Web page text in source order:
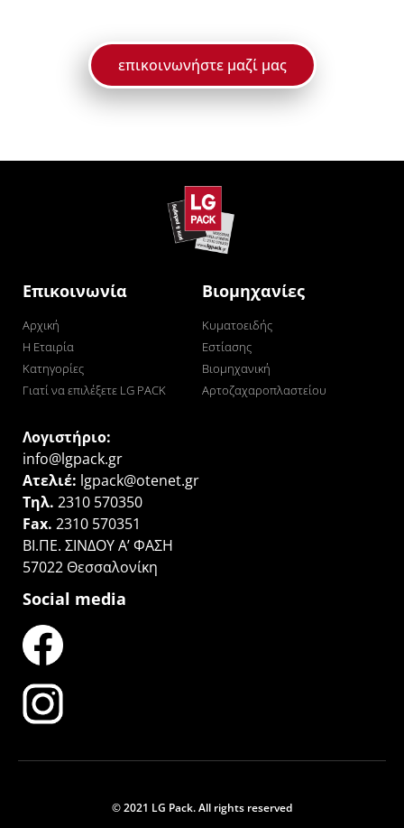
επικοινωνήστε μαζί μας
Επικοινωνία
Αρχική
Η Εταιρία
Κατηγορίες
Γιατί να επιλέξετε LG PACK
Βιομηχανίες
Κυματοειδής
Εστίασης
Βιομηχανική
Αρτοζαχαροπλαστείου
Λογιστήριο:
info@lgpack.gr
Ατελιέ: lgpack@otenet.gr
Τηλ. 2310 570350
Fax. 2310 570351
ΒΙ.ΠΕ. ΣΙΝΔΟΥ Α’ ΦΑΣΗ
57022 Θεσσαλονίκη
Social media
© 2021 LG Pack. All rights reserved